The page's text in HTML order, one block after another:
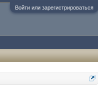
Войти или зарегистрироваться